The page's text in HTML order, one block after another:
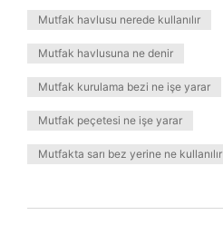
Mutfak havlusu nerede kullanılır
Mutfak havlusuna ne denir
Mutfak kurulama bezi ne işe yarar
Mutfak peçetesi ne işe yarar
Mutfakta sarı bez yerine ne kullanılır